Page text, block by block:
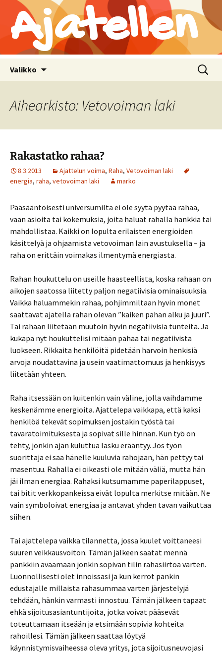
Ajatellen
Valikko Haku:
Aihearkisto: Vetovoiman laki
Rakastatko rahaa?
8.3.2013 Ajattelun voima, Raha, Vetovoiman laki
energia, raha, vetovoiman laki marko
Pääsääntöisesti universumilta ei ole syytä pyytää rahaa,
vaan asioita tai kokemuksia, joita haluat rahalla hankkia tai
mahdollistaa. Kaikki on lopulta erilaisten energioiden
käsittelyä ja ohjaamista vetovoiman lain avustuksella – ja
raha on erittäin voimakas ilmentymä energiasta.
Rahan houkuttelu on useille haasteellista, koska rahaan on
aikojen saatossa liitetty paljon negatiivisia ominaisuuksia.
Vaikka haluammekin rahaa, pohjimmiltaan hyvin monet
saattavat ajatella rahan olevan ”kaiken pahan alku ja juuri”.
Tai rahaan liitetään muutoin hyvin negatiivisia tunteita. Ja
kukapa nyt houkuttelisi mitään pahaa tai negatiivista
luokseen. Rikkaita henkilöitä pidetään harvoin henkisiä
arvoja noudattavina ja usein vaatimattomuus ja henkisyys
liitetään yhteen.
Raha itsessään on kuitenkin vain väline, jolla vaihdamme
keskenämme energioita. Ajattelepa vaikkapa, että kaksi
henkilöä tekevät sopimuksen jostakin työstä tai
tavaratoimituksesta ja sopivat sille hinnan. Kun työ on
tehty, jonkin ajan kuluttua lasku erääntyy. Jos työn
suorittaja ei saa hänelle kuuluvia rahojaan, hän pettyy tai
masentuu. Rahalla ei oikeasti ole mitään väliä, mutta hän
jäi ilman energiaa. Rahaksi kutsumamme paperilappuset,
tai bitit verkkopankeissa eivät lopulta merkitse mitään. Ne
vain symboloivat energiaa ja antavat yhden tavan vaikuttaa
siihen.
Tai ajattelepa vaikka tilannetta, jossa kuulet voittaneesi
suuren veikkausvoiton. Tämän jälkeen saatat mennä
pankkiin avaamaan jonkin sopivan tilin rahasiirtoa varten.
Luonnollisesti olet innoissasi ja kun kerrot pankin
edustajalle millaista rahasummaa varten järjestelyjä
tehdään, hänkin varmasti innostuu. Tämän jälkeen tapaat
ehkä sijoitusasiantuntijoita, jotka voivat pääsevät
toteuttamaan itseään ja etsimään sopivia kohteita
rahoillesi. Tämän jälkeen saattaa löytyä
käynnistymisvaiheessa oleva yritys, jota sijoitusneuvojasi